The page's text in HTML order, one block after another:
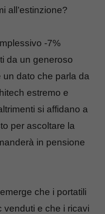
all’estinzione?
-7%
da un generoso
un dato che parla da
estremo e
si affidano a
per ascoltare la
in pensione
che i portatili
venduti e che i ricavi